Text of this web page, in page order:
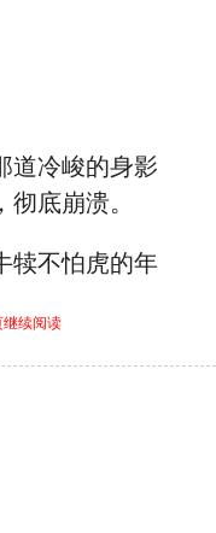
道冷峻的身影
底崩溃。
犊不怕虎的年
继续阅读